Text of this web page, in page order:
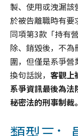
製、使用或洩漏該
於被告離職時有要
同項第3款「持有
除、銷毀後，不
圍，但僅是系爭營
換句話說， 客觀上
系爭資訊最後為
秘密法的刑事制裁。